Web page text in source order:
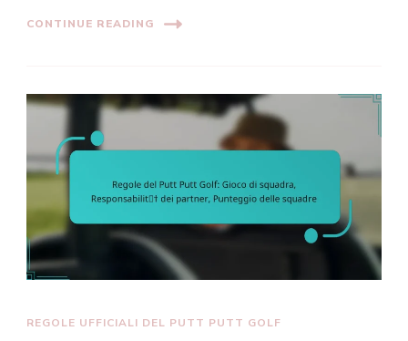
CONTINUE READING
REGOLE UFFICIALI DEL PUTT PUTT GOLF